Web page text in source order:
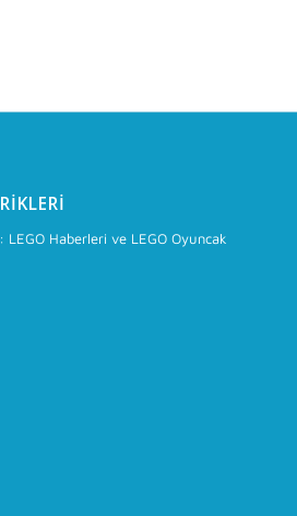
LEGO Haberleri ve LEGO Oyuncak